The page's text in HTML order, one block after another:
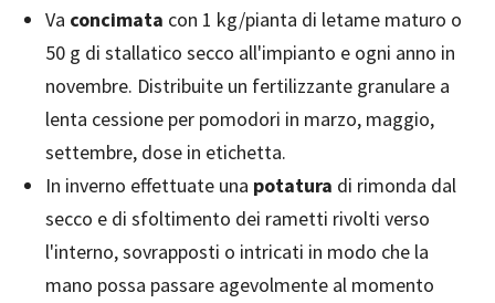
Va concimata con 1 kg/pianta di letame maturo o
50 g di stallatico secco all'impianto e ogni anno in
novembre. Distribuite un fertilizzante granulare a
lenta cessione per pomodori in marzo, maggio,
settembre, dose in etichetta.
In inverno effettuate una potatura di rimonda dal
secco e di sfoltimento dei rametti rivolti verso
l'interno, sovrapposti o intricati in modo che la
mano possa passare agevolmente al momento